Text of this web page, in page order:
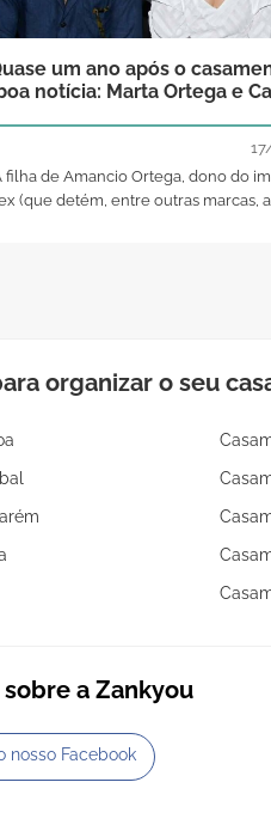
um ano após o
notícia: Marta Ortega e
filha de Amancio Ortega, dono do
(que detém, entre outras marcas, a
organizar o seu
a Zankyou
nosso Facebook